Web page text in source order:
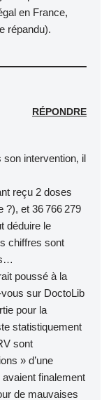
en France,
répandu).
RÉPONDRE
son intervention, il
reçu 2 doses
?), et 36 766 279
déduire le
chiffres sont
poussé à la
sur DoctoLib
pour la
statistiquement
sont
» d’une
finalement
de mauvaises